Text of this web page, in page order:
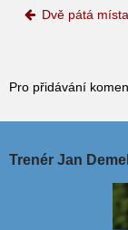
Post
Dvě pátá
Pro přidávání
Trenér Jan